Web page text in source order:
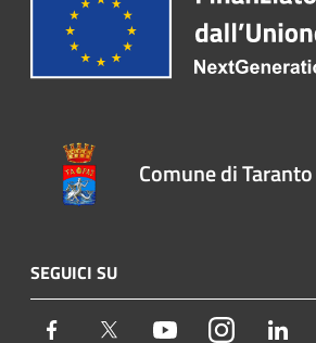
Comune di Taranto
SEGUICI SU
Facebook Twitter YoutubeInstagram